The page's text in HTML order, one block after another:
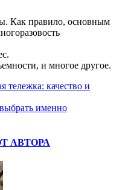
Как правило, основным
и многое другое.
тележка: качество и
именно
АВТОРА